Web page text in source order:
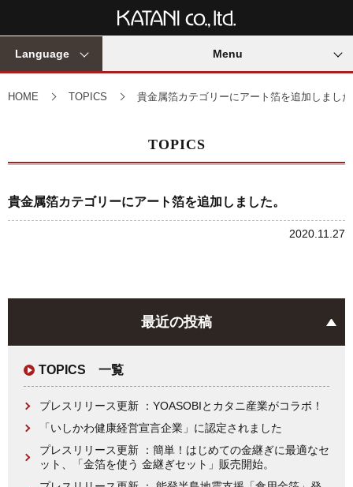
Language Menu
HOME TOPICS 貴金属箔カテゴリーにアート箔を追加しまし
TOPICS
最近の投稿
TOPICS 一覧
プレスリリース更新 ：YOASOBIとカタニ産業がコラボ！
「いしかわ健康経営宣言企業」に認定されました
プレスリリース更新 ：簡単！はじめての金継ぎに最適なセ
ット、「金箔を使う 金継ぎセット」販売開始。
貴金属箔カテゴリーにアート箔を追加しました。
2020.11.27